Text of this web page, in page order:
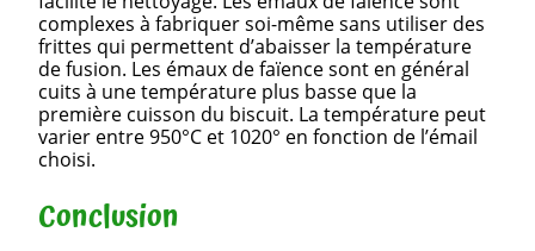
complexes à fabriquer soi-même sans utiliser des
frittes qui permettent d’abaisser la température
de fusion. Les émaux de faïence sont en général
cuits à une température plus basse que la
première cuisson du biscuit. La température peut
varier entre 950°C et 1020° en fonction de l’émail
choisi.
Conclusion